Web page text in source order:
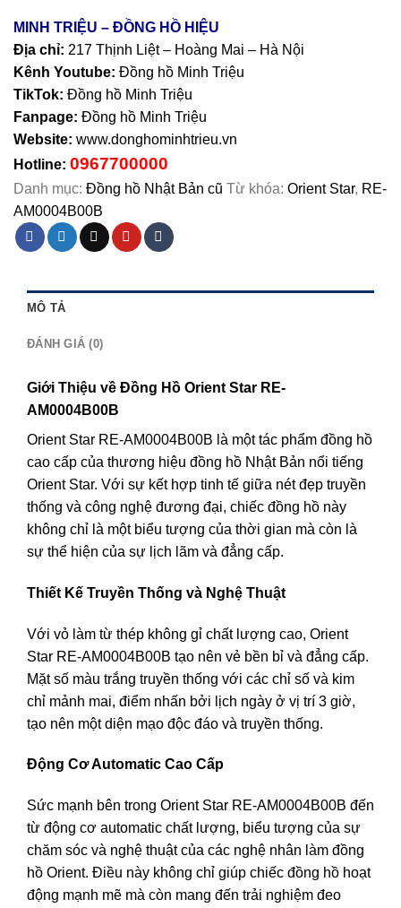
MINH TRIỆU – ĐỒNG HỒ HIỆU
Địa chỉ: 217 Thịnh Liệt – Hoàng Mai – Hà Nội
Kênh Youtube: Đồng hồ Minh Triệu
TikTok: Đồng hồ Minh Triệu
Fanpage: Đồng hồ Minh Triệu
Website: www.donghominhtrieu.vn
Hotline: 0967700000
Danh mục: Đồng hồ Nhật Bản cũ Từ khóa: Orient Star, RE-
AM0004B00B
MÔ TẢ
ĐÁNH GIÁ (0)
Giới Thiệu về Đồng Hồ Orient Star RE-
AM0004B00B
Orient Star RE-AM0004B00B là một tác phẩm đồng hồ
cao cấp của thương hiệu đồng hồ Nhật Bản nổi tiếng
Orient Star. Với sự kết hợp tinh tế giữa nét đẹp truyền
thống và công nghệ đương đại, chiếc đồng hồ này
không chỉ là một biểu tượng của thời gian mà còn là
sự thể hiện của sự lịch lãm và đẳng cấp.
Thiết Kế Truyền Thống và Nghệ Thuật
Với vỏ làm từ thép không gỉ chất lượng cao, Orient
Star RE-AM0004B00B tạo nên vẻ bền bỉ và đẳng cấp.
Mặt số màu trắng truyền thống với các chỉ số và kim
chỉ mảnh mai, điểm nhấn bởi lịch ngày ở vị trí 3 giờ,
tạo nên một diện mạo độc đáo và truyền thống.
Động Cơ Automatic Cao Cấp
Sức mạnh bên trong Orient Star RE-AM0004B00B đến
từ động cơ automatic chất lượng, biểu tượng của sự
chăm sóc và nghệ thuật của các nghệ nhân làm đồng
hồ Orient. Điều này không chỉ giúp chiếc đồng hồ hoạt
động mạnh mẽ mà còn mang đến trải nghiệm đeo